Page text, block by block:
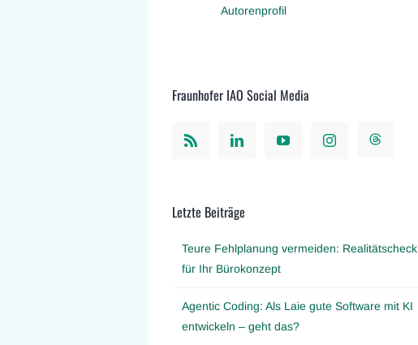
Autorenprofil
Fraunhofer IAO Social Media
Letzte Beiträge
Teure Fehlplanung vermeiden: Realitätscheck
für Ihr Bürokonzept
Agentic Coding: Als Laie gute Software mit KI
entwickeln – geht das?